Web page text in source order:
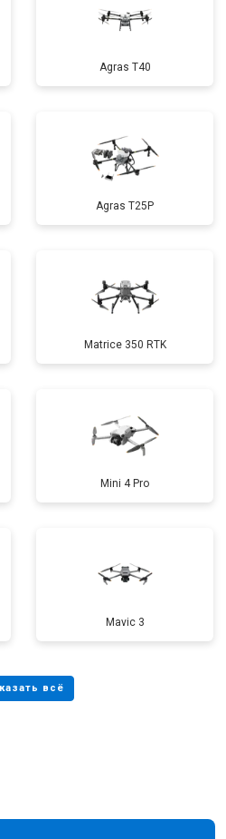
Agras T40
Agras T25P
Matrice 350 RTK
Mini 4 Pro
Mavic 3